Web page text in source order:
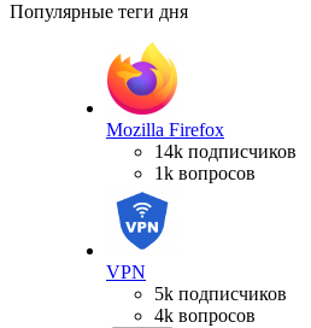
Популярные теги дня
Mozilla Firefox
14k подписчиков
1k вопросов
VPN
5k подписчиков
4k вопросов